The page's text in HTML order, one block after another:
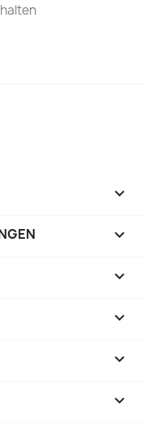





keyboard_arrow_down